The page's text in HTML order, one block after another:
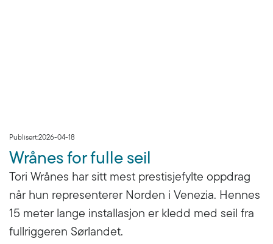
Publisert:2026-04-18
Wrånes for fulle seil
Tori Wrånes har sitt mest prestisjefylte oppdrag
når hun representerer Norden i Venezia. Hennes
15 meter lange installasjon er kledd med seil fra
fullriggeren Sørlandet.